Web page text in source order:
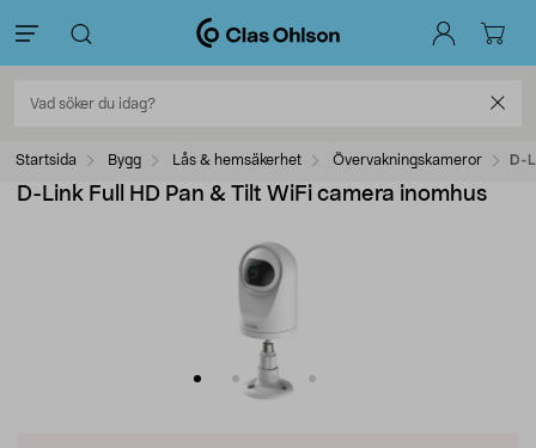
Startsida Bygg Lås & hemsäkerhet Övervakningskameror D-
D-Link Full HD Pan & Tilt WiFi camera inomhus